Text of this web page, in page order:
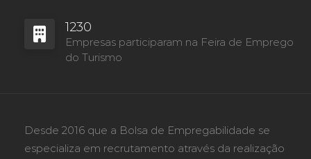
1230
Empresas participaram na Feira de Emprego
do Turismo
Desde 2016 que a Bolsa de Empregabilidade se
especializa em recrutamento através da realização